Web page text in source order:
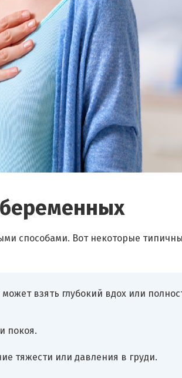
способами. Вот некоторые
взять глубокий вдох или
покоя.
тяжести или давления в груди.